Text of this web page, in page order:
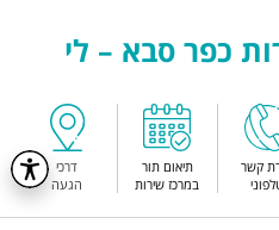
כפר סבא – לי
קשר
תיאום תור
במרכז שירות
דרכי
הגעה